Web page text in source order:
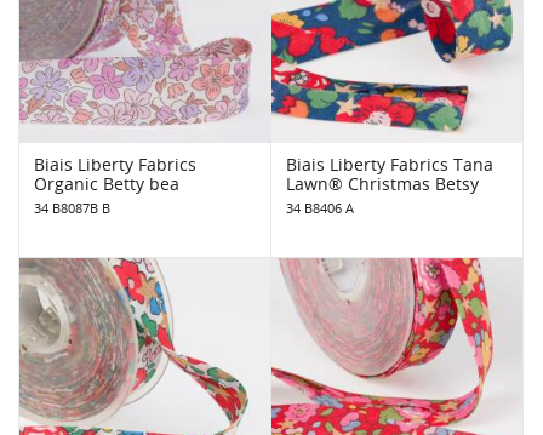
Biais Liberty Fabrics
Organic Betty bea
34 B8087B B
Biais Liberty Fabrics Tana
Lawn® Christmas Betsy
34 B8406 A